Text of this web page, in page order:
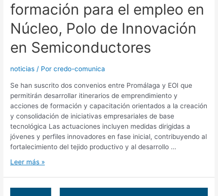
formación para el empleo en
Núcleo, Polo de Innovación
en Semiconductores
noticias / Porcredo-comunica
Se han suscrito dos convenios entre Promálaga y EOI que
permitirán desarrollar itinerarios de emprendimiento y
acciones de formación y capacitación orientados a la creación
y consolidación de iniciativas empresariales de base
tecnológica Las actuaciones incluyen medidas dirigidas a
jóvenes y perfiles innovadores en fase inicial, contribuyendo al
fortalecimiento del tejido productivo y al desarrollo …
Leer más »